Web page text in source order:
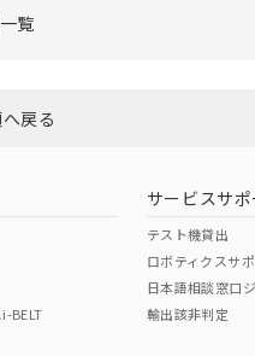
覧
戻る
BELT
サービスサポ
テスト機貸出
ロボティクスサ
日本語相談窓口
輸出該非判定